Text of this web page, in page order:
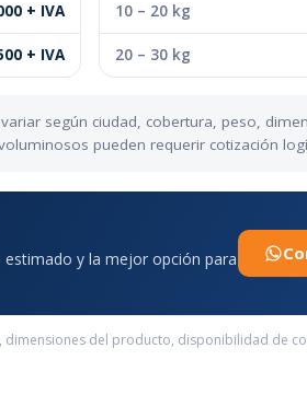
+ IVA
+ IVA
10 – 20 kg
20 – 30 kg
según ciudad, cobertura, peso,
pueden requerir cotización
y la mejor opción para
dimensiones del producto, disponibilidad de